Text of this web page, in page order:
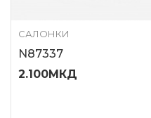
САЛОНКИ
N87337
2.100МКД